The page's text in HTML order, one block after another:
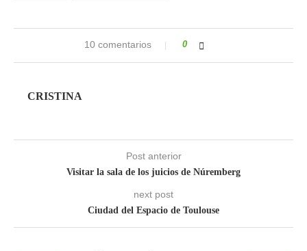
10 comentarios 0
CRISTINA
Post anterior
Visitar la sala de los juicios de Núremberg
next post
Ciudad del Espacio de Toulouse